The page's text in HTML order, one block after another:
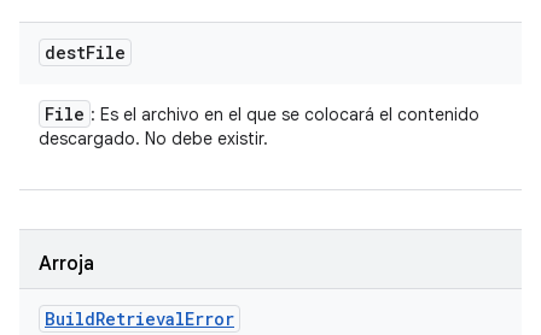
destFile
File : Es el archivo en el que se colocará el contenido
descargado. No debe existir.
Arroja
BuildRetrievalError